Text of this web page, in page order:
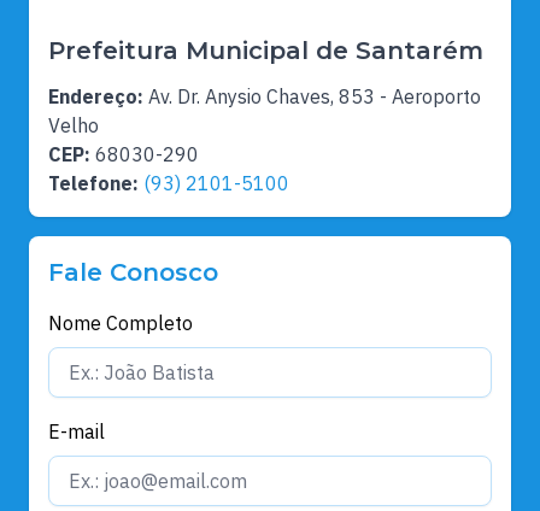
Prefeitura Municipal de Santarém
Endereço: Av. Dr. Anysio Chaves, 853 - Aeroporto
Velho
CEP: 68030-290
Telefone: (93) 2101-5100
Fale Conosco
Nome Completo
E-mail